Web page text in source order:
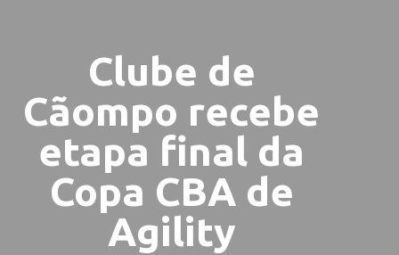
Clube de
Cãompo recebe
etapa final da
Copa CBA de
Agility